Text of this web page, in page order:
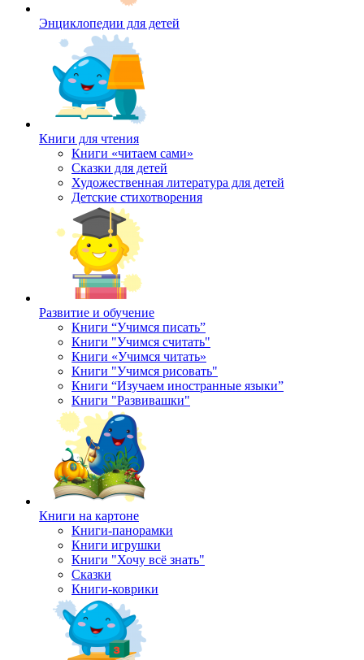
Энциклопедии для детей
Книги для чтения
Книги «читаем сами»
Сказки для детей
Художественная литература для детей
Детские стихотворения
Развитие и обучение
Книги “Учимся писать”
Книги "Учимся считать"
Книги «Учимся читать»
Книги "Учимся рисовать"
Книги “Изучаем иностранные языки”
Книги "Развивашки"
Книги на картоне
Книги-панорамки
Книги игрушки
Книги "Хочу всё знать"
Сказки
Книги-коврики